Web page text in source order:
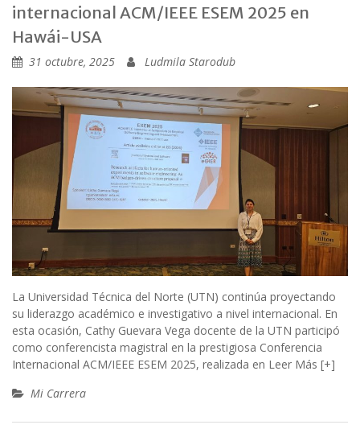
internacional ACM/IEEE ESEM 2025 en
Hawái-USA
31 octubre, 2025 Ludmila Starodub
La Universidad Técnica del Norte (UTN) continúa proyectando
su liderazgo académico e investigativo a nivel internacional. En
esta ocasión, Cathy Guevara Vega docente de la UTN participó
como conferencista magistral en la prestigiosa Conferencia
Internacional ACM/IEEE ESEM 2025, realizada en Leer Más [+]
Mi Carrera